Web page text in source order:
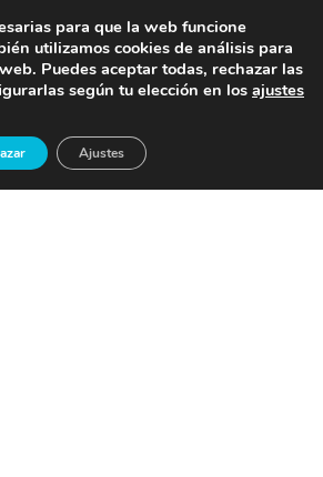
TE LLAMAMOS
para que la web funcione
utilizamos cookies de análisis para
Puedes aceptar todas, rechazar las
según tu elección en los ajustes
Ajustes